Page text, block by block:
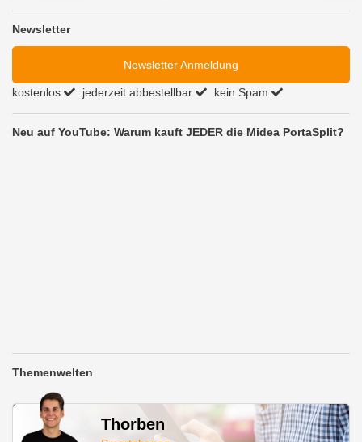
Newsletter
Newsletter Anmeldung
kostenlos jederzeit abbestellbar kein Spam
Neu auf YouTube: Warum kauft JEDER die Midea PortaSplit?
Themenwelten
Thorben